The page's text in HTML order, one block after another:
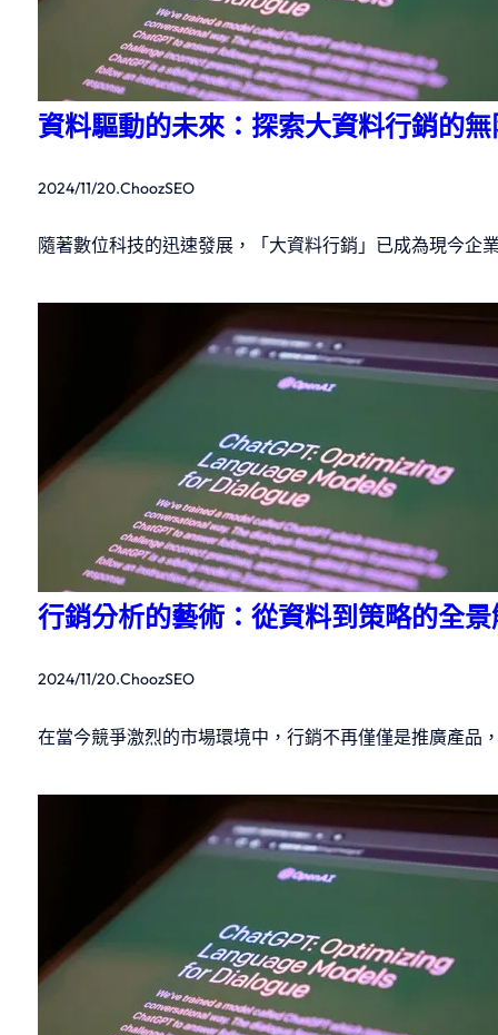
資料驅動的未來：探索大資料行銷的
2024/11/20.ChoozSEO
隨著數位科技的迅速發展，「大資料行銷」已成為現今
行銷分析的藝術：從資料到策略的全
2024/11/20.ChoozSEO
在當今競爭激烈的市場環境中，行銷不再僅僅是推廣產